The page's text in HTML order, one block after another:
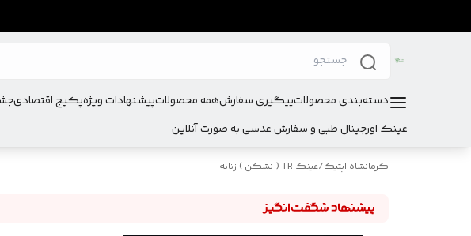
دسته‌بندی محصولاتپیگیری سفارشهمه محصولاتپیشنهادات ویژهپکیج اقتصادی
عینک اورجینال طبی و سفارش عدسی به صورت آنلاین
کرمانشاه اپتیک/عینک TR ( نشکن ) زنانه